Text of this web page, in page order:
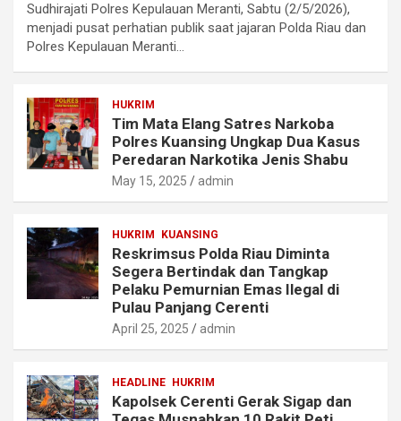
Sudhirajati Polres Kepulauan Meranti, Sabtu (2/5/2026),
menjadi pusat perhatian publik saat jajaran Polda Riau dan
Polres Kepulauan Meranti…
HUKRIM
Tim Mata Elang Satres Narkoba
Polres Kuansing Ungkap Dua Kasus
Peredaran Narkotika Jenis Shabu
May 15, 2025 admin
HUKRIM KUANSING
Reskrimsus Polda Riau Diminta
Segera Bertindak dan Tangkap
Pelaku Pemurnian Emas Ilegal di
Pulau Panjang Cerenti
April 25, 2025 admin
HEADLINE HUKRIM
Kapolsek Cerenti Gerak Sigap dan